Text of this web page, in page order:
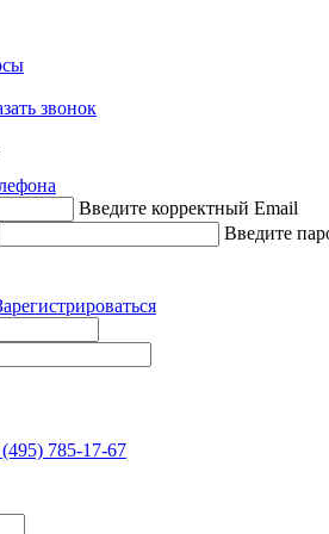
звонок
Введите корректный Email
Введите
785-17-67